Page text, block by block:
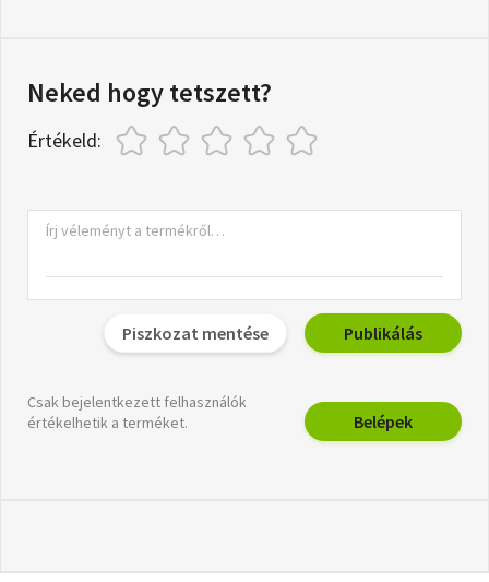
Neked hogy tetszett?
Értékeld:
Piszkozat mentése Publikálás
Csak bejelentkezett felhasználók
értékelhetik a terméket.
Belépek